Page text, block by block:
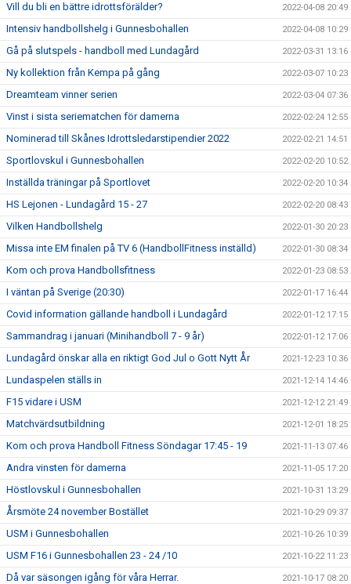
Vill du bli en bättre idrottsförälder? 2022-04-08 20:49
Intensiv handbollshelg i Gunnesbohallen 2022-04-08 10:29
Gå på slutspels - handboll med Lundagård 2022-03-31 13:16
Ny kollektion från Kempa på gång 2022-03-07 10:23
Dreamteam vinner serien 2022-03-04 07:36
Vinst i sista seriematchen för damerna 2022-02-24 12:55
Nominerad till Skånes Idrottsledarstipendier 2022 2022-02-21 14:51
Sportlovskul i Gunnesbohallen 2022-02-20 10:52
Inställda träningar på Sportlovet 2022-02-20 10:34
HS Lejonen - Lundagård 15 - 27 2022-02-20 08:43
Vilken Handbollshelg 2022-01-30 20:23
Missa inte EM finalen på TV 6 (HandbollFitness inställd) 2022-01-30 08:34
Kom och prova Handbollsfitness 2022-01-23 08:53
I väntan på Sverige (20:30) 2022-01-17 16:44
Covid information gällande handboll i Lundagård 2022-01-12 17:15
Sammandrag i januari (Minihandboll 7 - 9 år) 2022-01-12 17:06
Lundagård önskar alla en riktigt God Jul o Gott Nytt År 2021-12-23 10:36
Lundaspelen ställs in 2021-12-14 14:46
F15 vidare i USM 2021-12-12 21:49
Matchvärdsutbildning 2021-12-01 18:25
Kom och prova Handboll Fitness Söndagar 17:45 - 19 2021-11-13 07:46
Andra vinsten för damerna 2021-11-05 17:20
Höstlovskul i Gunnesbohallen 2021-10-31 13:29
Årsmöte 24 november Bostället 2021-10-29 09:37
USM i Gunnesbohallen 2021-10-26 10:39
USM F16 i Gunnesbohallen 23 - 24 /10 2021-10-22 11:23
Då var säsongen igång för våra Herrar. 2021-10-17 08:20